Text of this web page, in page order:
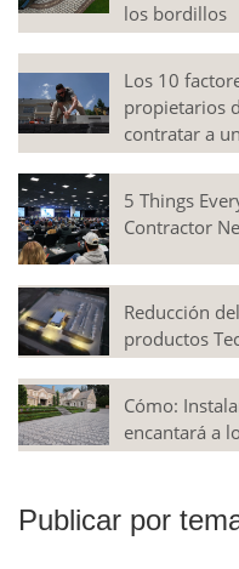
los bordillos
Los 10
propietarios
contratar a
5 Things
Contractor
Reducción
productos
Cómo:
encantará a
Publicar por